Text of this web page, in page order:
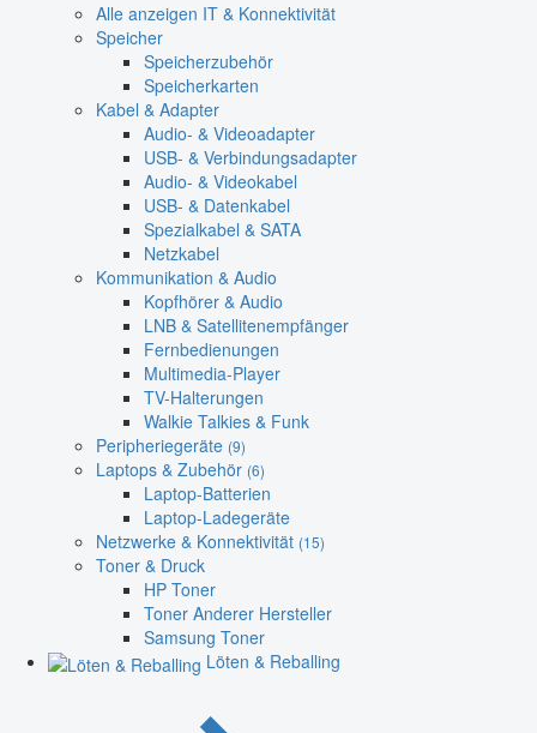
Alle anzeigen IT & Konnektivität
Speicher
Speicherzubehör
Speicherkarten
Kabel & Adapter
Audio- & Videoadapter
USB- & Verbindungsadapter
Audio- & Videokabel
USB- & Datenkabel
Spezialkabel & SATA
Netzkabel
Kommunikation & Audio
Kopfhörer & Audio
LNB & Satellitenempfänger
Fernbedienungen
Multimedia-Player
TV-Halterungen
Walkie Talkies & Funk
Peripheriegeräte (9)
Laptops & Zubehör (6)
Laptop-Batterien
Laptop-Ladegeräte
Netzwerke & Konnektivität (15)
Toner & Druck
HP Toner
Toner Anderer Hersteller
Samsung Toner
Löten & Reballing